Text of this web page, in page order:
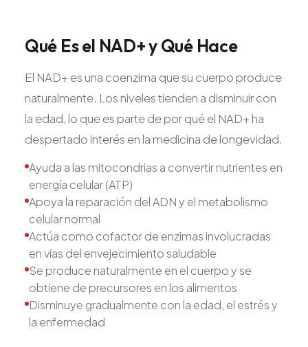
Qué Esel NAD+yQué Hace
El NAD+ es una coenzima que su cuerpo produce
naturalmente. Los niveles tienden a disminuir con
la edad, lo que es parte de por qué el NAD+ ha
despertado interés en la medicina de longevidad.
Ayuda a las mitocondrias a convertir nutrientes en
energía celular (ATP)
Apoya la reparación del ADN y el metabolismo
celular normal
Actúa como cofactor de enzimas involucradas
en vías del envejecimiento saludable
Se produce naturalmente en el cuerpo y se
obtiene de precursores en los alimentos
Disminuye gradualmente con la edad, el estrés y
la enfermedad